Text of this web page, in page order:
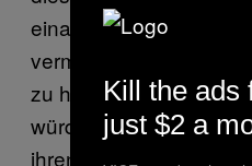
einander zuordnete.
vermutlich einfacher
zu haben, welcher
würden dadurch
ihren Aufenthaltsorten
Kill the ads
just $2 a